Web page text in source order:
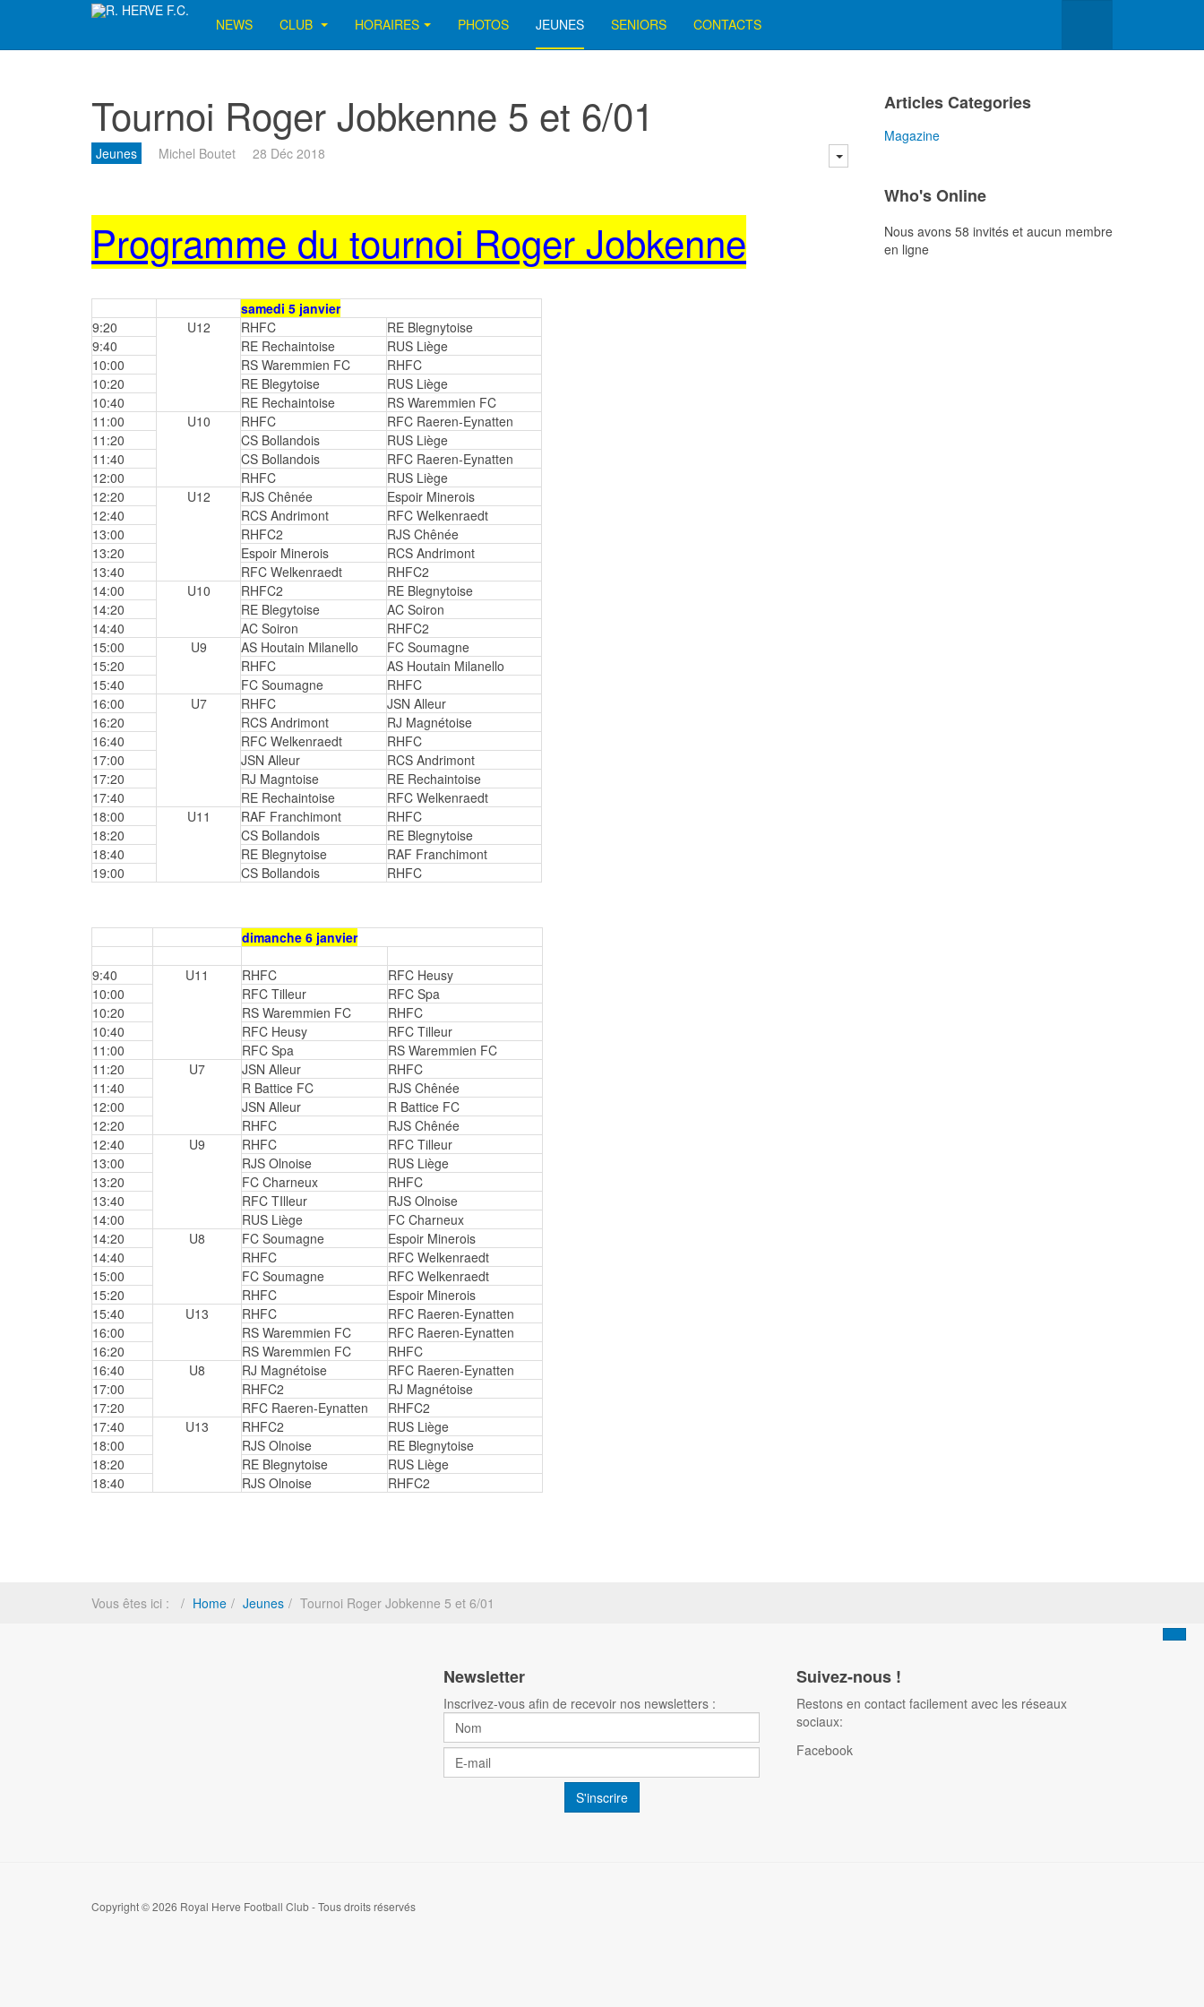
NEWS CLUB HORAIRES PHOTOS JEUNES SENIORS CONTACTS
Tournoi Roger Jobkenne 5 et 6/01
Jeunes Michel Boutet 28 Déc 2018
Programme du tournoi Roger Jobkenne
samedi 5 janvier
9:20
U12 RHFC
RE Blegnytoise
9:40
RE Rechaintoise
RUS Liège
10:00
RS Waremmien FC
RHFC
10:20
RE Blegytoise
RUS Liège
10:40
RE Rechaintoise
RS Waremmien FC
11:00
U10 RHFC
RFC Raeren-Eynatten
11:20
CS Bollandois
RUS Liège
11:40
CS Bollandois
RFC Raeren-Eynatten
12:00
RHFC
RUS Liège
12:20
U12 RJS Chênée
Espoir Minerois
12:40
RCS Andrimont
RFC Welkenraedt
13:00
RHFC2
RJS Chênée
13:20
Espoir Minerois
RCS Andrimont
13:40
RFC Welkenraedt
RHFC2
14:00
U10 RHFC2
RE Blegnytoise
14:20
RE Blegytoise
AC Soiron
14:40
AC Soiron
RHFC2
15:00
U9 AS Houtain Milanello
FC Soumagne
15:20
RHFC
AS Houtain Milanello
15:40
FC Soumagne
RHFC
16:00
U7 RHFC
JSN Alleur
16:20
RCS Andrimont
RJ Magnétoise
16:40
RFC Welkenraedt
RHFC
17:00
JSN Alleur
RCS Andrimont
17:20
RJ Magntoise
RE Rechaintoise
17:40
RE Rechaintoise
RFC Welkenraedt
18:00
U11 RAF Franchimont
RHFC
18:20
CS Bollandois
RE Blegnytoise
18:40
RE Blegnytoise
RAF Franchimont
19:00
CS Bollandois RHFC
dimanche 6 janvier
9:40 U11 RHFC
RFC Heusy
10:00
RFC Tilleur
RFC Spa
10:20
RS Waremmien FC
RHFC
10:40
RFC Heusy
RFC Tilleur
11:00
RFC Spa
RS Waremmien FC
11:20
U7 JSN Alleur
RHFC
11:40
R Battice FC
RJS Chênée
12:00
JSN Alleur
R Battice FC
12:20
RHFC
RJS Chênée
12:40
U9 RHFC
RFC Tilleur
13:00
RJS Olnoise
RUS Liège
13:20
FC Charneux
RHFC
13:40
RFC TIlleur
RJS Olnoise
14:00
RUS Liège
FC Charneux
14:20
U8 FC Soumagne
Espoir Minerois
14:40
RHFC
RFC Welkenraedt
15:00
FC Soumagne
RFC Welkenraedt
15:20
RHFC
Espoir Minerois
15:40
U13 RHFC
RFC Raeren-Eynatten
16:00
RS Waremmien FC
RFC Raeren-Eynatten
16:20
RS Waremmien FC
RHFC
16:40
U8 RJ Magnétoise
RFC Raeren-Eynatten
17:00
RHFC2
RJ Magnétoise
17:20
RFC Raeren-Eynatten
RHFC2
17:40
U13 RHFC2
RUS Liège
18:00
RJS Olnoise
RE Blegnytoise
18:20
RE Blegnytoise
RUS Liège
18:40
RJS Olnoise RHFC2
Articles Categories
Magazine
Who's Online
Nous avons 58 invités et aucun membre
en ligne
Vous êtes ici : Home Jeunes Tournoi Roger Jobkenne 5 et 6/01
Newsletter
Inscrivez-vous afin de recevoir nos newsletters :
Suivez-nous !
Restons en contact facilement avec les réseaux
sociaux:
Facebook
Copyright © 2026 Royal Herve Football Club - Tous droits réservés